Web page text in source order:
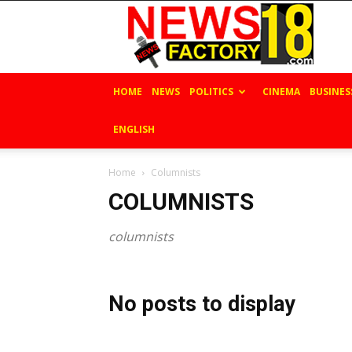
News
Factory
18
HOME NEWS POLITICS CINEMA
ENGLISH
Home Columnists
COLUMNISTS
columnists
No posts to display